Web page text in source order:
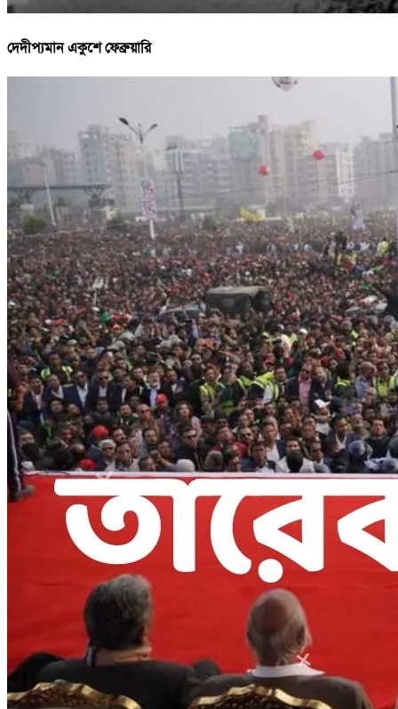
দেদীপ্যমান একুশে ফেব্রুয়ারি